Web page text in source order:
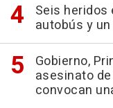
Seis heridos
autobús y
Gobierno,
asesinato
convocan